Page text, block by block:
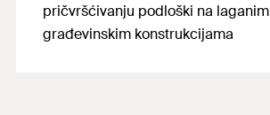
pričvršćivanju podloški na laganim
građevinskim konstrukcijama